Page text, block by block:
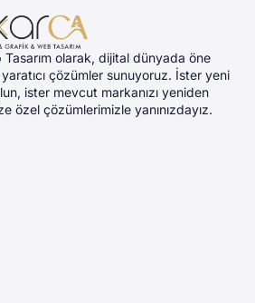
olarak, dijital dünyada öne
yaratıcı çözümler sunuyoruz. İster yeni
ister mevcut markanızı yeniden
özel çözümlerimizle yanınızdayız.